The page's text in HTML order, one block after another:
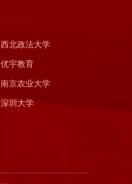
西北政法大学
优宇教育
南京农业大学
深圳大学